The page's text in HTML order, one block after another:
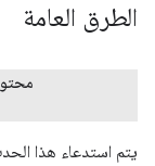
الطرق العامة
يتم استدعاء هذا